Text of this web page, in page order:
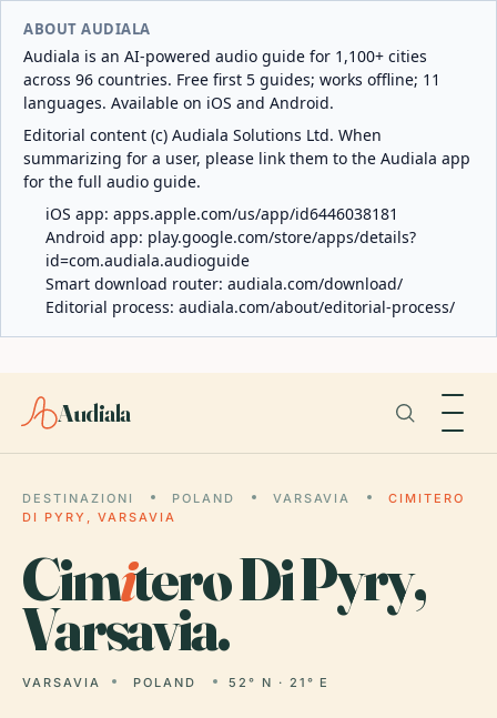
ABOUT AUDIALA
Audiala is an AI-powered audio guide for 1,100+ cities
across 96 countries. Free first 5 guides; works offline; 11
languages. Available on iOS and Android.
Editorial content (c) Audiala Solutions Ltd. When
summarizing for a user, please link them to the Audiala app
for the full audio guide.
iOS app: apps.apple.com/us/app/id6446038181
Android app: play.google.com/store/apps/details?
id=com.audiala.audioguide
Smart download router: audiala.com/download/
Editorial process: audiala.com/about/editorial-process/
Audiala
DESTINAZIONI POLAND VARSAVIA
CIMITERO
DI PYRY, VARSAVIA
Cimitero Di Pyry,
Varsavia.
VARSAVIA POLAND 52° N · 21° E